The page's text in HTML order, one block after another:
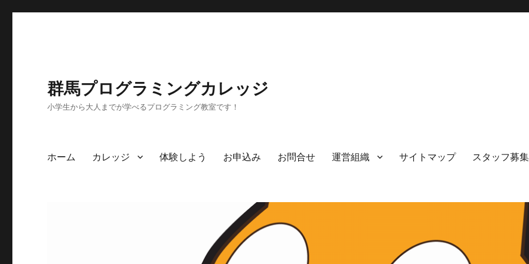
群馬プログラミングカレッジ
小学生から大人までが学べるプログラミング教室です！
ホーム カレッジ 体験しよう お申込み お問合せ 運営組織 サイトマップ スタッフ募集